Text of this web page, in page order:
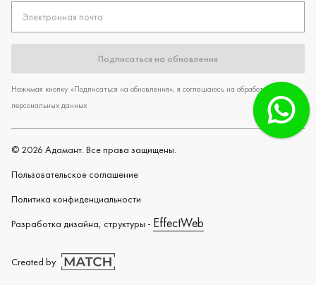
Электронная почта
Подписаться на обновления
Нажимая кнопку «Подписаться на обновления», я соглашаюсь на обработку
персональных данных
© 2026 Адамант. Все права защищены.
Пользовательское cоглашение
Политика конфиденциальности
Разработка дизайна, структуры - EffectWeb
Created by